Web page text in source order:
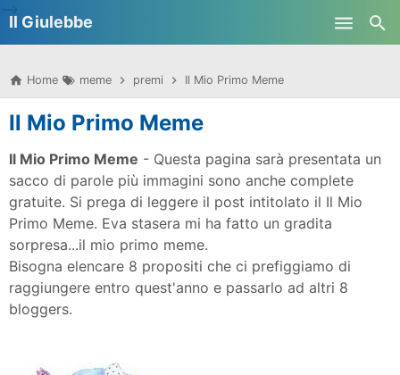
Il Giulebbe
Home meme premi Il Mio Primo Meme
Il Mio Primo Meme
Il Mio Primo Meme - Questa pagina sarà presentata un
sacco di parole più immagini sono anche complete
gratuite. Si prega di leggere il post intitolato il Il Mio
Primo Meme. Eva stasera mi ha fatto un gradita
sorpresa...il mio primo meme.
Bisogna elencare 8 propositi che ci prefiggiamo di
raggiungere entro quest'anno e passarlo ad altri 8
bloggers.